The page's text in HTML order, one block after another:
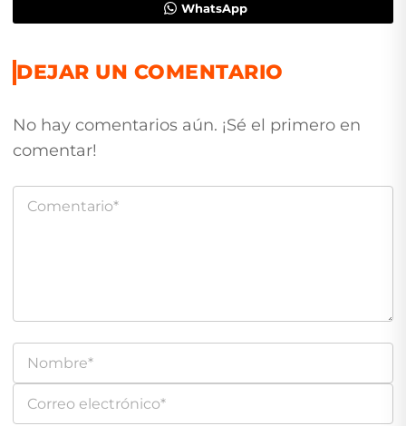
WhatsApp
DEJAR UN COMENTARIO
No hay comentarios aún. ¡Sé el primero en
comentar!